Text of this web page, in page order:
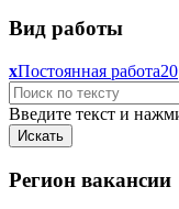
Вид работы
xПостоянная работа20
Введите текст и
Регион вакансии